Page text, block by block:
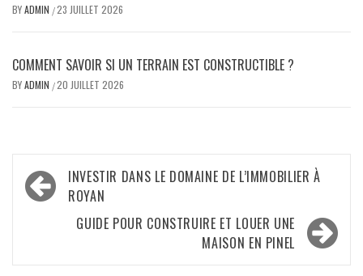
BYADMIN /23 JUILLET 2026
COMMENT SAVOIR SI UN TERRAIN EST CONSTRUCTIBLE ?
BYADMIN /20 JUILLET 2026
Navigation
de
l’article
INVESTIR DANS LE DOMAINE DE L’IMMOBILIER À
ROYAN
GUIDE POUR CONSTRUIRE ET LOUER UNE
MAISON EN PINEL